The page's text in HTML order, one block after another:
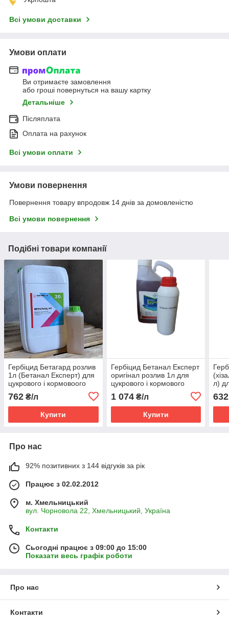
Всі умови доставки
Умови оплати
Ви отримаєте замовлення
або гроші повернуться на вашу картку
Детальніше
Післяплата
Оплата на рахунок
Всі умови оплати
Умови повернення
Повернення товару впродовж 14 днів за домовленістю
Всі умови повернення
Подібні товари компанії
Гербіцид Бетагард розлив
1л (Бетанал Експерт) для
цукрового і кормовоого
амброзії
762 ₴/л
Купити
Гербіцид Бетанал Експерт
оригінал розлив 1л для
цукрового і кормового
1 074₴/л
Купити
л)
632
Про нас
92% позитивних з 144 відгуків за рік
Працює з 02.02.2012
м. Хмельницький
вул. Чорновола 22, Хмельницький, Україна
Контакти
Сьогодні працює з 09:00 до 15:00
Показати весь графік роботи
Про нас
Контакти